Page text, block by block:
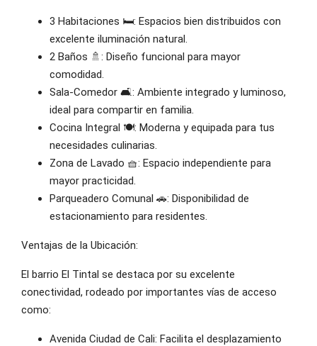
3 Habitaciones 🛏️: Espacios bien distribuidos con
excelente iluminación natural.
2 Baños 🚿: Diseño funcional para mayor
comodidad.
Sala-Comedor 🛋️: Ambiente integrado y luminoso,
ideal para compartir en familia.
Cocina Integral 🍽️: Moderna y equipada para tus
necesidades culinarias.
Zona de Lavado 🧺: Espacio independiente para
mayor practicidad.
Parqueadero Comunal 🚗: Disponibilidad de
estacionamiento para residentes.
Ventajas de la Ubicación:
El barrio El Tintal se destaca por su excelente
conectividad, rodeado por importantes vías de acceso
como:
Avenida Ciudad de Cali: Facilita el desplazamiento